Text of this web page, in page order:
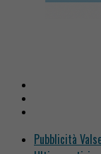
Pubblicità